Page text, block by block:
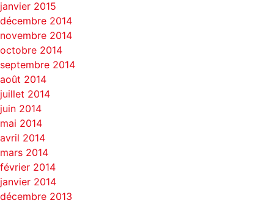
janvier 2015
décembre 2014
novembre 2014
octobre 2014
septembre 2014
août 2014
juillet 2014
juin 2014
mai 2014
avril 2014
mars 2014
février 2014
janvier 2014
décembre 2013